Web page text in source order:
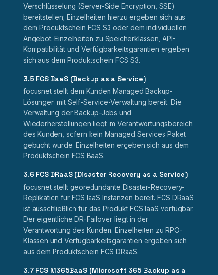
Verschlüsselung (Server-Side Encryption, SSE)
bereitstellen; Einzelheiten hierzu ergeben sich aus
dem Produktschein FCS S3 oder dem individuellen
Angebot. Einzelheiten zu Speicherklassen, API-
Kompatibilität und Verfügbarkeitsgarantien ergeben
sich aus dem Produktschein FCS S3.
3.5 FCS BaaS (Backup as a Service)
focusnet stellt dem Kunden Managed Backup-
Lösungen mit Self-Service-Verwaltung bereit. Die
Verwaltung der Backup-Jobs und
Wiederherstellungen liegt im Verantwortungsbereich
des Kunden, sofern kein Managed Services Paket
gebucht wurde. Einzelheiten ergeben sich aus dem
Produktschein FCS BaaS.
3.6 FCS DRaaS (Disaster Recovery as a Service)
focusnet stellt georedundante Disaster-Recovery-
Replikation für FCS IaaS Instanzen bereit. FCS DRaaS
ist ausschließlich für das Produkt FCS IaaS verfügbar.
Der eigentliche DR-Failover liegt in der
Verantwortung des Kunden. Einzelheiten zu RPO-
Klassen und Verfügbarkeitsgarantien ergeben sich
aus dem Produktschein FCS DRaaS.
3.7 FCS M365BaaS (Microsoft 365 Backup as a